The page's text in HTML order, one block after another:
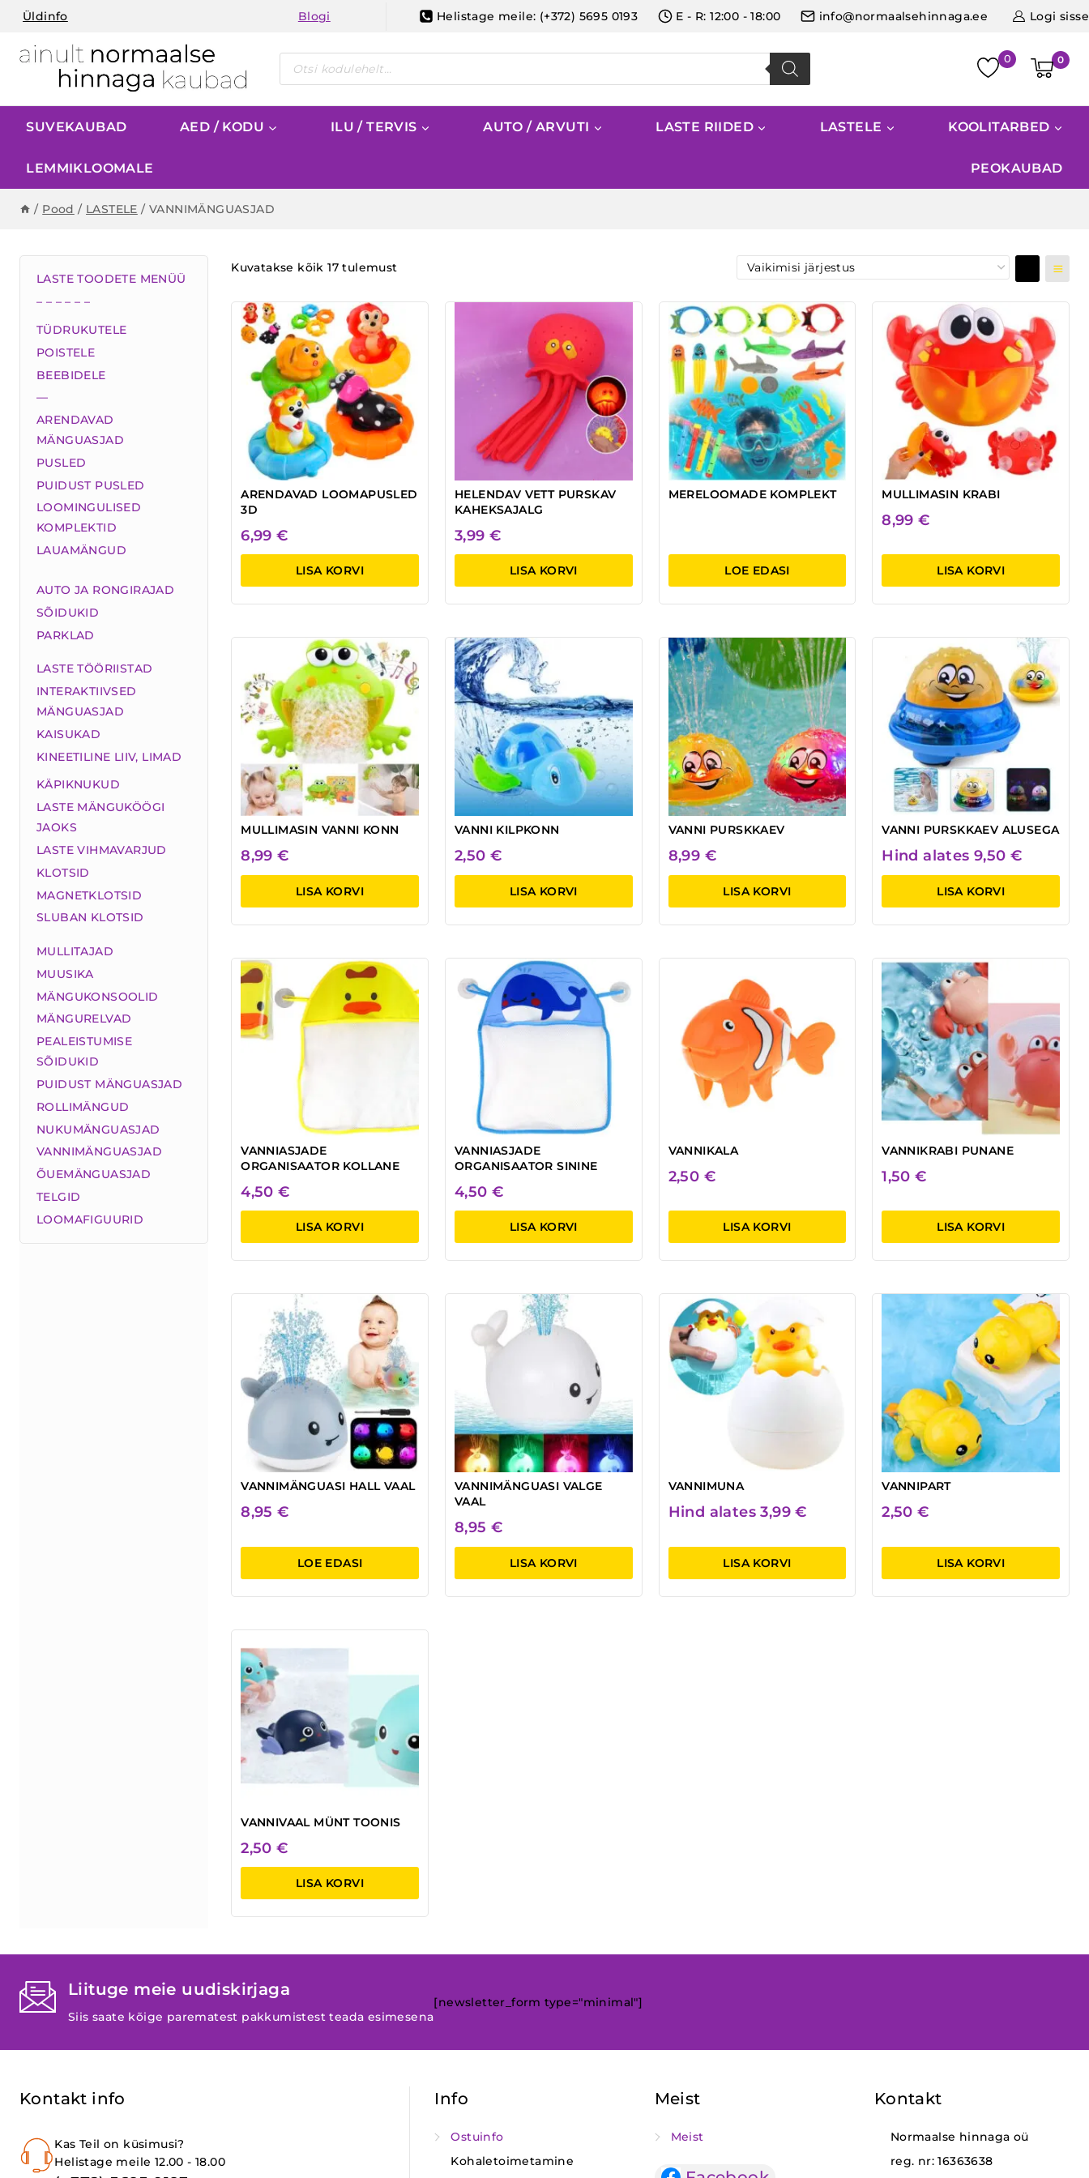
Skip
content
Üldinfo Blogi Helistage meile: (+372) 5695 0193 E - R: 12:00 - 18:00 info@normaalsehinnaga.ee Logi sisse
Products
search
0
SUVEKAUBAD AED / KODU ILU / TERVIS AUTO / ARVUTI LASTE RIIDED LASTELE KOOLITARBED
LEMMIKLOOMALE PEOKAUBAD
/ Pood / LASTELE / VANNIMÄNGUASJAD
Kuvatakse kõik 17 tulemust
ARENDAVAD LOOMAPUSLED
3D
6,99€
LISA KORVI
HELENDAV VETT PURSKAV
KAHEKSAJALG
3,99 €
LISA KORVI
MERELOOMADE KOMPLEKT
LOE EDASI
MULLIMASIN KRABI
8,99€
LISA KORVI
MULLIMASIN VANNI KONN
8,99€
LISA KORVI
VANNI KILPKONN
2,50 €
LISA KORVI
VANNI PURSKKAEV
8,99 €
LISA KORVI
VANNI PURSKKAEV ALUSEGA
Hind alates9,50€
LISA KORVI
VANNIASJADE
ORGANISAATOR KOLLANE
4,50€
LISA KORVI
VANNIASJADE
ORGANISAATOR SININE
4,50 €
LISA KORVI
VANNIKALA
2,50 €
LISA KORVI
VANNIKRABI PUNANE
1,50€
LISA KORVI
VANNIMÄNGUASI HALL VAAL
8,95€
LOE EDASI
VANNIMÄNGUASI VALGE
VAAL
8,95 €
LISA KORVI
VANNIMUNA
Hind alates3,99€
LISA KORVI
VANNIPART
2,50€
LISA KORVI
VANNIVAAL MÜNT TOONIS
2,50€
LISA KORVI
LASTE TOODETE MENÜÜ
– – – – – –
TÜDRUKUTELE
POISTELE
BEEBIDELE
—
ARENDAVAD
MÄNGUASJAD
PUSLED
PUIDUST PUSLED
LOOMINGULISED
KOMPLEKTID
LAUAMÄNGUD
AUTO JA RONGIRAJAD
SÕIDUKID
PARKLAD
LASTE TÖÖRIISTAD
INTERAKTIIVSED
MÄNGUASJAD
KAISUKAD
KINEETILINE LIIV, LIMAD
KÄPIKNUKUD
LASTE MÄNGUKÖÖGI
JAOKS
LASTE VIHMAVARJUD
KLOTSID
MAGNETKLOTSID
SLUBAN KLOTSID
MULLITAJAD
MUUSIKA
MÄNGUKONSOOLID
MÄNGURELVAD
PEALEISTUMISE
SÕIDUKID
PUIDUST MÄNGUASJAD
ROLLIMÄNGUD
NUKUMÄNGUASJAD
VANNIMÄNGUASJAD
ÕUEMÄNGUASJAD
TELGID
LOOMAFIGUURID
Liituge meie uudiskirjaga
Siis saate kõige parematest pakkumistest teada esimesena
[newsletter_form type="minimal"]
Kontakt info
Kas Teil on küsimusi?
Helistage meile 12.00 - 18.00
Info
Ostuinfo
Kohaletoimetamine
Meist
Meist
Kontakt
Normaalse hinnaga oü
reg. nr: 16363638